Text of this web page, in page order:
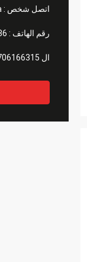
اتصل شخص :
رقم الهاتف :
ال WhatsApp :